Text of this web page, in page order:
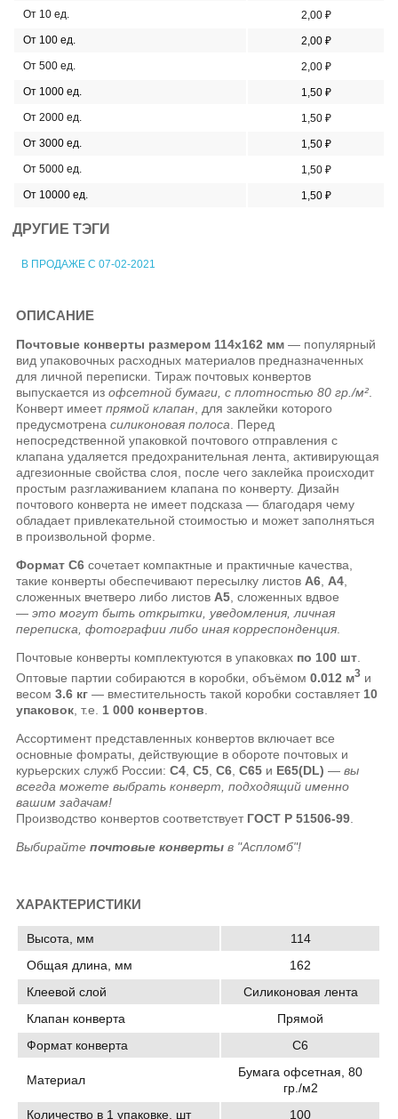
От 10 ед.
2,00 ₽
От 100 ед.
2,00 ₽
От 500 ед.
2,00 ₽
От 1000 ед.
1,50 ₽
От 2000 ед.
1,50 ₽
От 3000 ед.
1,50 ₽
От 5000 ед.
1,50 ₽
От 10000 ед.
1,50 ₽
ДРУГИЕ ТЭГИ
В ПРОДАЖЕ С 07-02-2021
ОПИСАНИЕ
Почтовые конверты размером 114x162 мм — популярный
вид упаковочных расходных материалов предназначенных
для личной переписки. Тираж почтовых конвертов
выпускается изофсетной бумаги, с плотностью 80 гр./м².
Конверт имеетпрямой клапан, для заклейки которого
предусмотренасиликоновая полоса. Перед
непосредственной упаковкой почтового отправления с
клапана удаляется предохранительная лента, активирующая
адгезионные свойства слоя, после чего заклейка происходит
простым разглаживанием клапана по конверту. Дизайн
почтового конверта не имеет подсказа — благодаря чему
обладает привлекательной стоимостью и может заполняться
в произвольной форме.
Формат C6 сочетает компактные и практичные качества,
такие конверты обеспечивают пересылку листовА6,А4,
сложенных вчетверо либо листовА5, сложенных вдвое
—это могут быть открытки, уведомления, личная
переписка, фотографии либо иная корреспонденция.
Почтовые конверты комплектуются в упаковках по 100 шт.
Оптовые партии собираются в коробки, объёмом0.012 м3 и
весом3.6 кг — вместительность такой коробки составляет 10
упаковок , т.е. 1 000 конвертов
Ассортимент представленных конвертов включает все
основные фомраты, действующие в обороте почтовых и
курьерских служб России:C4 ,C5 ,C6 ,C65 и E65(DL)—вы
всегда можете выбрать конверт, подходящий именно
вашим задачам!
Производство конвертов соответствует ГОСТ Р 51506-99
Выбирайтепочтовые конверты в "Аспломб"!
ХАРАКТЕРИСТИКИ
Высота, мм
114
Общая длина, мм
162
Клеевой слой
Силиконовая лента
Клапан конверта
Прямой
Формат конверта
C6
Материал
Бумага офсетная, 80
гр./м2
Количество в 1 упаковке, шт
100